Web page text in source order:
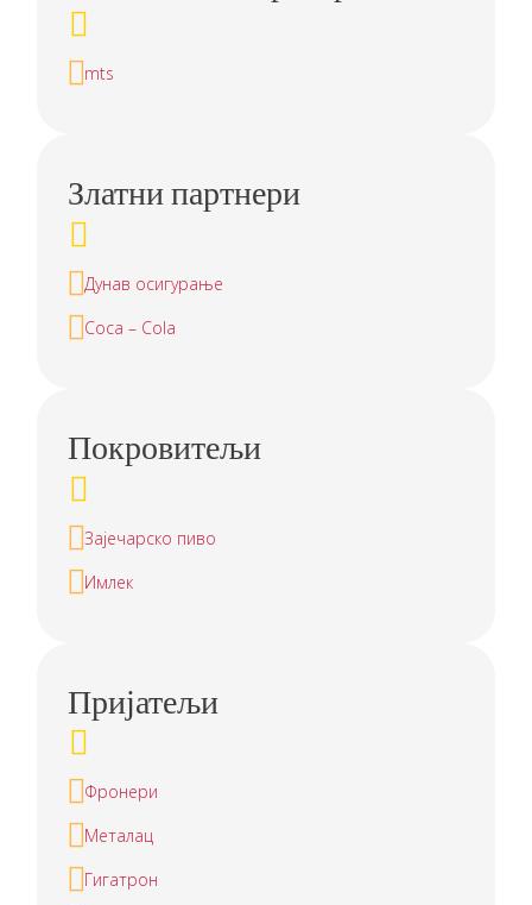
mts
Златни партнери
Дунав осигурање
Coca – Cola
Покровитељи
Зајечарско пиво
Имлек
Пријатељи
Фронери
Металац
Гигатрон